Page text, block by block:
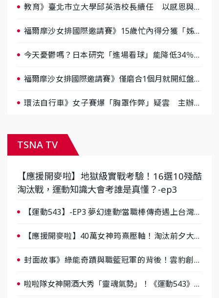
教育》臺北市立大學邱英浩校長續任 以感恩與責
福爾摩沙女排國際邀請賽》15歲忙內得分獲「姊姊
今天憂鬱嗎？日本研究「進場看球」能降低34％憂
福爾摩沙女排國際邀請賽》僅磨合1個月就開紅盤
環法自行車》女子賽爆「胸罩作弊」疑雲 主辦急
TSNA TV
【應援開麥啦】地獄級實戰考驗！16選10殘酷
淘汰戰，運動知識大會考誰是真懂？-ep3
【運動543】-EP3 夢幻連動!當職棒傳奇遇上台灣女
【應援開麥啦】40萬女神筠熹壓軸！淘汰前夕大混
封面故事》綠能奇蹟與職籃冠軍的背後！雲豹創辦
啦啦隊女神開酒大秀「靈魂氣勢」！《運動543》微